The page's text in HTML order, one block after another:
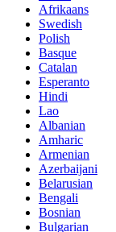
Afrikaans
Swedish
Polish
Basque
Catalan
Esperanto
Hindi
Lao
Albanian
Amharic
Armenian
Azerbaijani
Belarusian
Bengali
Bosnian
Bulgarian